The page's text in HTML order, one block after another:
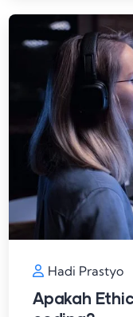
Hadi Prastyo
Apakah